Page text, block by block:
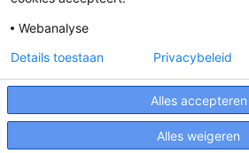
Algemene voorwaarden
Cookies
Responsible Disclosure Statement
Webanalyse
Alles accepteren
Alles weigeren
Details toestaan Privacybeleid